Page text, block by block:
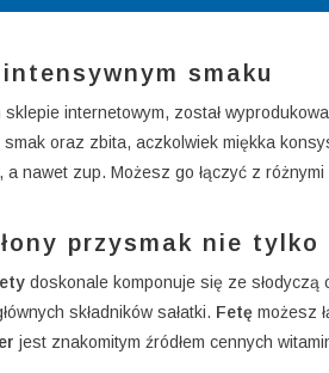
smaku
internetowym, został
smak oraz zbita, aczkolwiek miękka
nawet zup. Możesz go łączyć z
przysmak nie tylko
doskonale komponuje się ze
składników sałatki. Fetę możesz
jest znakomitym źródłem cennych